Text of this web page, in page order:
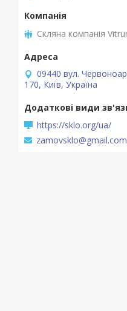
Скляна компанія
09440 вул.
170, Київ, Україна
https://sklo.org/ua/
zamovsklo@gmail.com